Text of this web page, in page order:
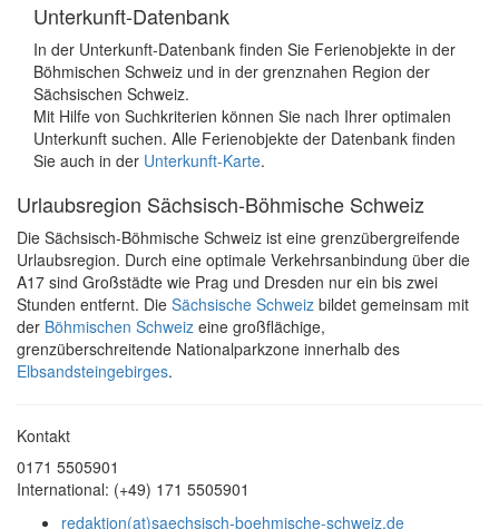
Unterkunft-Datenbank
In der Unterkunft-Datenbank finden Sie Ferienobjekte in der
Böhmischen Schweiz und in der grenznahen Region der
Sächsischen Schweiz.
Mit Hilfe von Suchkriterien können Sie nach Ihrer optimalen
Unterkunft suchen. Alle Ferienobjekte der Datenbank finden
Sie auch in der Unterkunft-Karte.
Urlaubsregion Sächsisch-Böhmische Schweiz
Die Sächsisch-Böhmische Schweiz ist eine grenzübergreifende
Urlaubsregion. Durch eine optimale Verkehrsanbindung über die
A17 sind Großstädte wie Prag und Dresden nur ein bis zwei
Stunden entfernt. Die Sächsische Schweiz bildet gemeinsam mit
der Böhmischen Schweiz eine großflächige,
grenzüberschreitende Nationalparkzone innerhalb des
Elbsandsteingebirges.
Kontakt
0171 5505901
International: (+49) 171 5505901
redaktion(at)saechsisch-boehmische-schweiz.de